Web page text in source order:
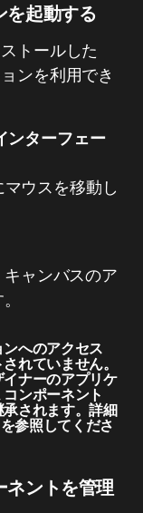
を起動する
トールした
ンを利用でき
ンターフェー
ウスを移動し
ャンバスのア
へのアクセス
れていません。
ナーのアプリケ
ンポーネント
されます。詳細
参照してくださ
ネントを管理